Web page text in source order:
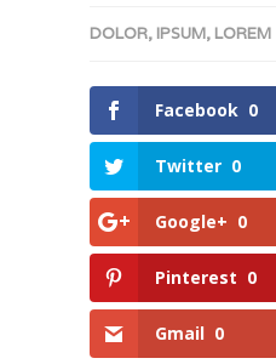
DOLOR, IPSUM, LOREM
Facebook 0
Twitter 0
Google+ 0
Pinterest 0
Gmail 0